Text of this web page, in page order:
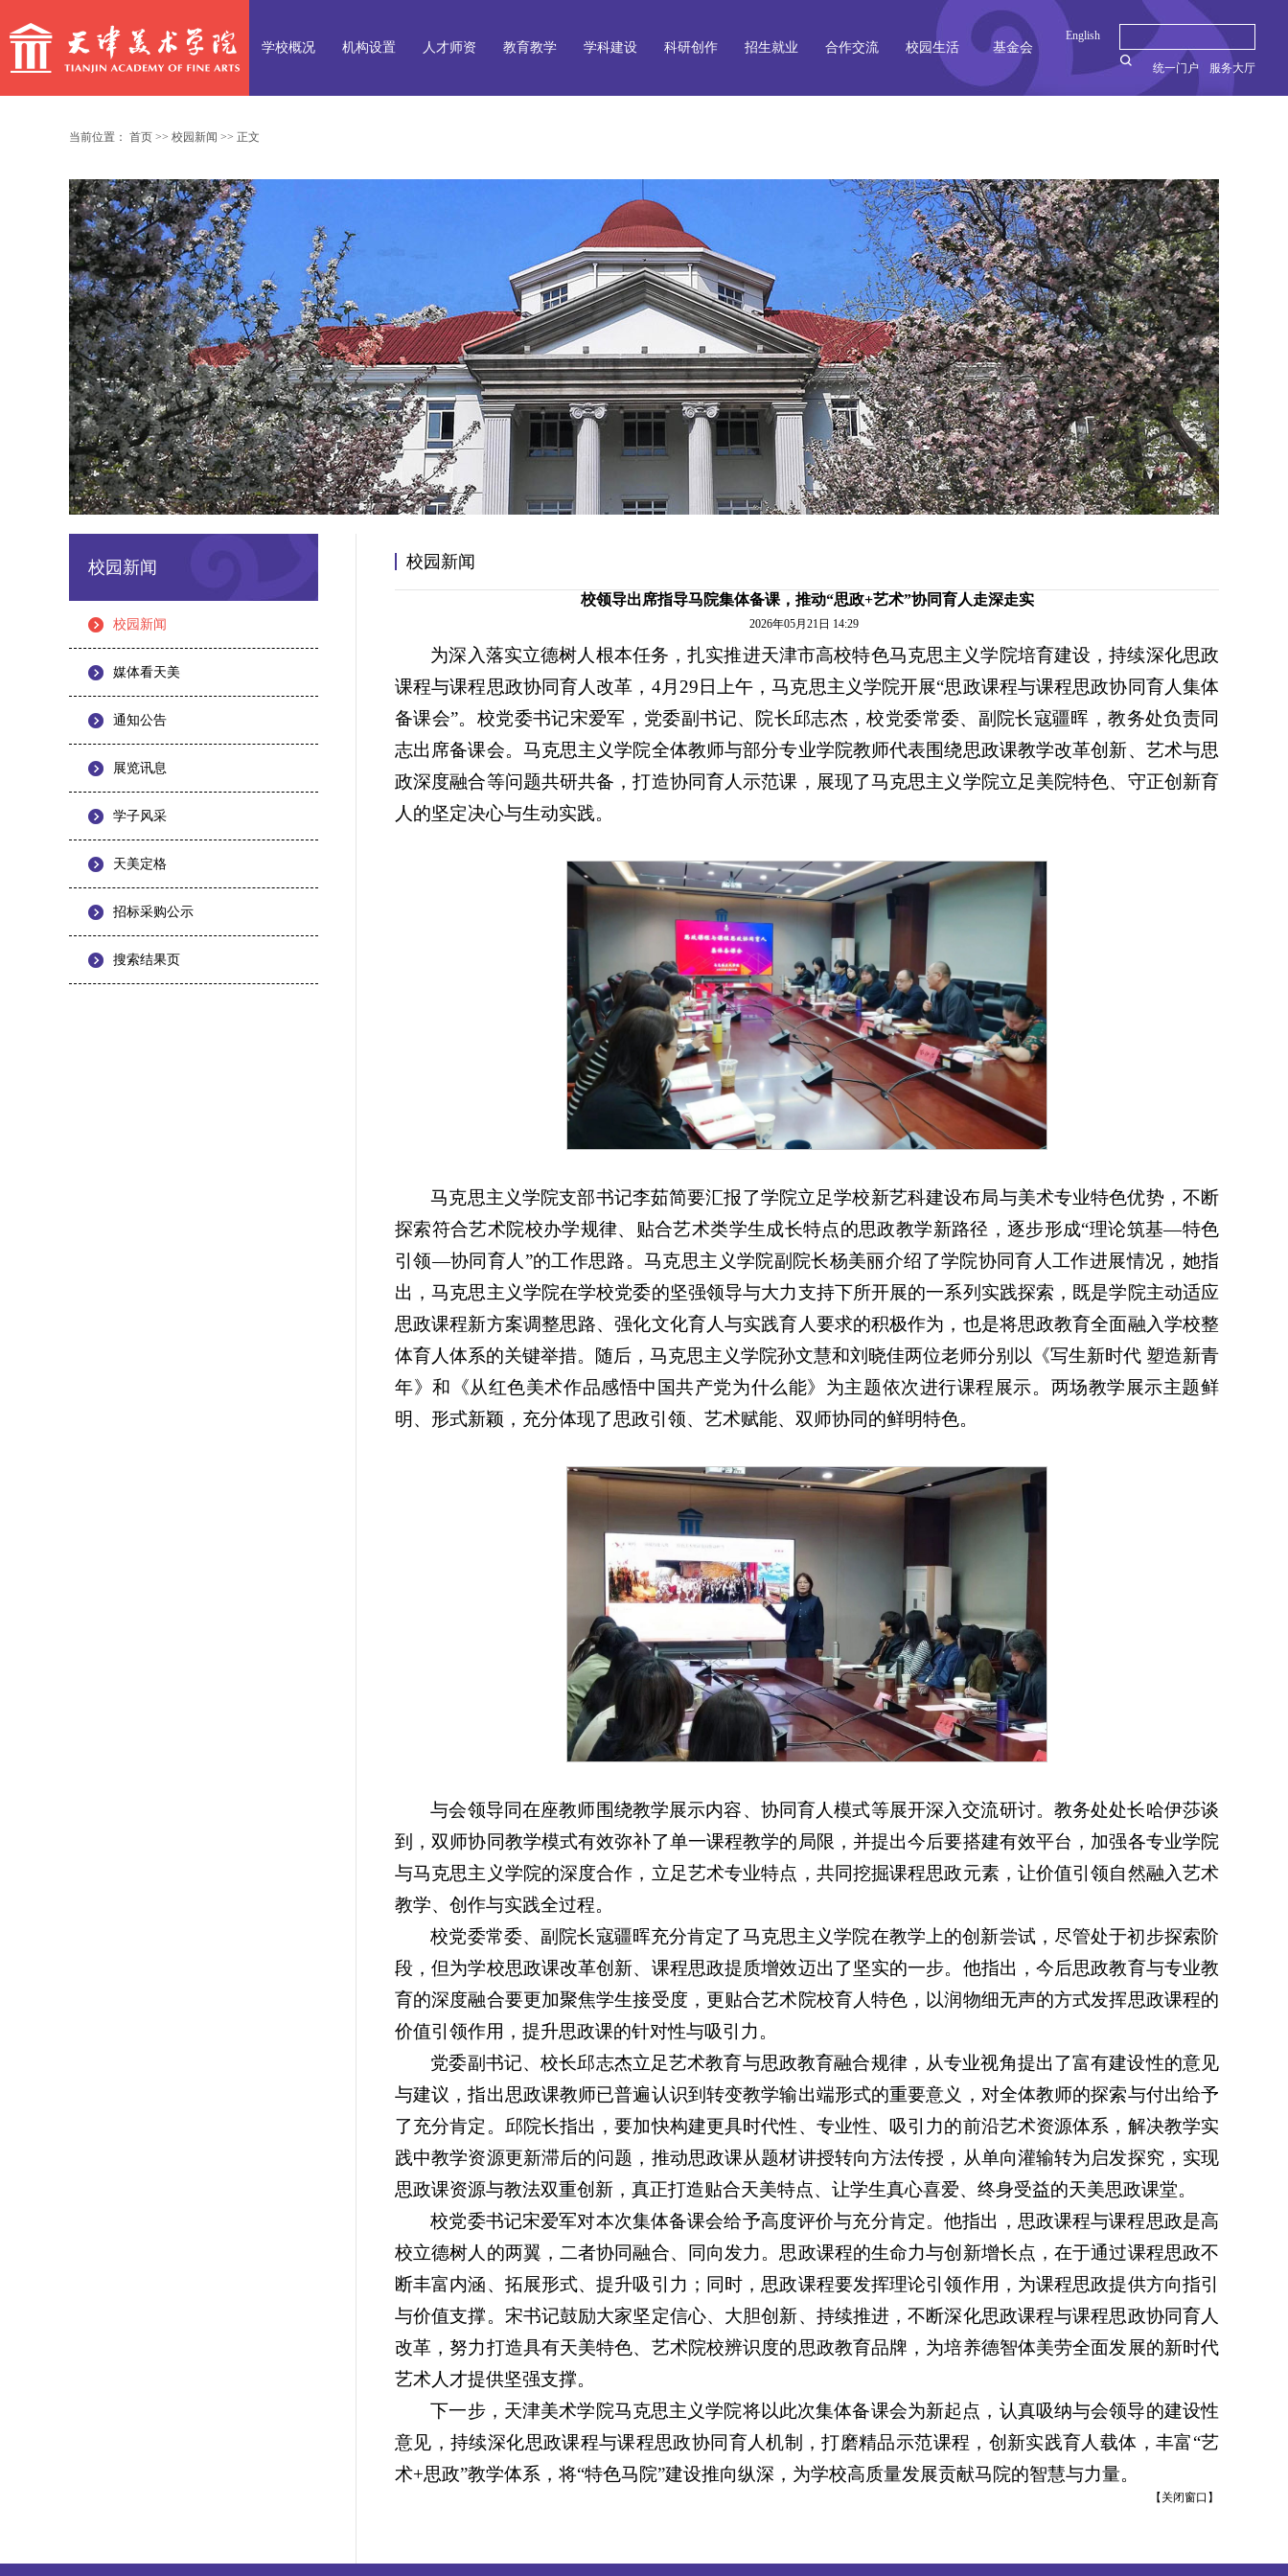
学校概况 机构设置 人才师资 教育教学 学科建设 科研创作 招生就业 合作交流 校园生活 基金会
English
统一门户 服务大厅
当前位置： 首页 >> 校园新闻 >> 正文
校园新闻
校园新闻
媒体看天美
通知公告
展览讯息
学子风采
天美定格
招标采购公示
搜索结果页
校园新闻
校领导出席指导马院集体备课，推动“思政+艺术”协同育人走深走实
2026年05月21日 14:29
为深入落实立德树人根本任务，扎实推进天津市高校特色马克思主义学院培育建设，持续深化思政
课程与课程思政协同育人改革，4月29日上午，马克思主义学院开展“思政课程与课程思政协同育人集体
备课会”。校党委书记宋爱军，党委副书记、院长邱志杰，校党委常委、副院长寇疆晖，教务处负责同
志出席备课会。马克思主义学院全体教师与部分专业学院教师代表围绕思政课教学改革创新、艺术与思
政深度融合等问题共研共备，打造协同育人示范课，展现了马克思主义学院立足美院特色、守正创新育
人的坚定决心与生动实践。
马克思主义学院支部书记李茹简要汇报了学院立足学校新艺科建设布局与美术专业特色优势，不断
探索符合艺术院校办学规律、贴合艺术类学生成长特点的思政教学新路径，逐步形成“理论筑基—特色
引领—协同育人”的工作思路。马克思主义学院副院长杨美丽介绍了学院协同育人工作进展情况，她指
出，马克思主义学院在学校党委的坚强领导与大力支持下所开展的一系列实践探索，既是学院主动适应
思政课程新方案调整思路、强化文化育人与实践育人要求的积极作为，也是将思政教育全面融入学校整
体育人体系的关键举措。随后，马克思主义学院孙文慧和刘晓佳两位老师分别以《写生新时代 塑造新青
年》和《从红色美术作品感悟中国共产党为什么能》为主题依次进行课程展示。两场教学展示主题鲜
明、形式新颖，充分体现了思政引领、艺术赋能、双师协同的鲜明特色。
与会领导同在座教师围绕教学展示内容、协同育人模式等展开深入交流研讨。教务处处长哈伊莎谈
到，双师协同教学模式有效弥补了单一课程教学的局限，并提出今后要搭建有效平台，加强各专业学院
与马克思主义学院的深度合作，立足艺术专业特点，共同挖掘课程思政元素，让价值引领自然融入艺术
教学、创作与实践全过程。
校党委常委、副院长寇疆晖充分肯定了马克思主义学院在教学上的创新尝试，尽管处于初步探索阶
段，但为学校思政课改革创新、课程思政提质增效迈出了坚实的一步。他指出，今后思政教育与专业教
育的深度融合要更加聚焦学生接受度，更贴合艺术院校育人特色，以润物细无声的方式发挥思政课程的
价值引领作用，提升思政课的针对性与吸引力。
党委副书记、校长邱志杰立足艺术教育与思政教育融合规律，从专业视角提出了富有建设性的意见
与建议，指出思政课教师已普遍认识到转变教学输出端形式的重要意义，对全体教师的探索与付出给予
了充分肯定。邱院长指出，要加快构建更具时代性、专业性、吸引力的前沿艺术资源体系，解决教学实
践中教学资源更新滞后的问题，推动思政课从题材讲授转向方法传授，从单向灌输转为启发探究，实现
思政课资源与教法双重创新，真正打造贴合天美特点、让学生真心喜爱、终身受益的天美思政课堂。
校党委书记宋爱军对本次集体备课会给予高度评价与充分肯定。他指出，思政课程与课程思政是高
校立德树人的两翼，二者协同融合、同向发力。思政课程的生命力与创新增长点，在于通过课程思政不
断丰富内涵、拓展形式、提升吸引力；同时，思政课程要发挥理论引领作用，为课程思政提供方向指引
与价值支撑。宋书记鼓励大家坚定信心、大胆创新、持续推进，不断深化思政课程与课程思政协同育人
改革，努力打造具有天美特色、艺术院校辨识度的思政教育品牌，为培养德智体美劳全面发展的新时代
艺术人才提供坚强支撑。
下一步，天津美术学院马克思主义学院将以此次集体备课会为新起点，认真吸纳与会领导的建设性
意见，持续深化思政课程与课程思政协同育人机制，打磨精品示范课程，创新实践育人载体，丰富“艺
术+思政”教学体系，将“特色马院”建设推向纵深，为学校高质量发展贡献马院的智慧与力量。
【 关闭窗口 】